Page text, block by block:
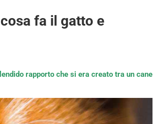
fa il gatto e
rapporto che si era creato tra un cane